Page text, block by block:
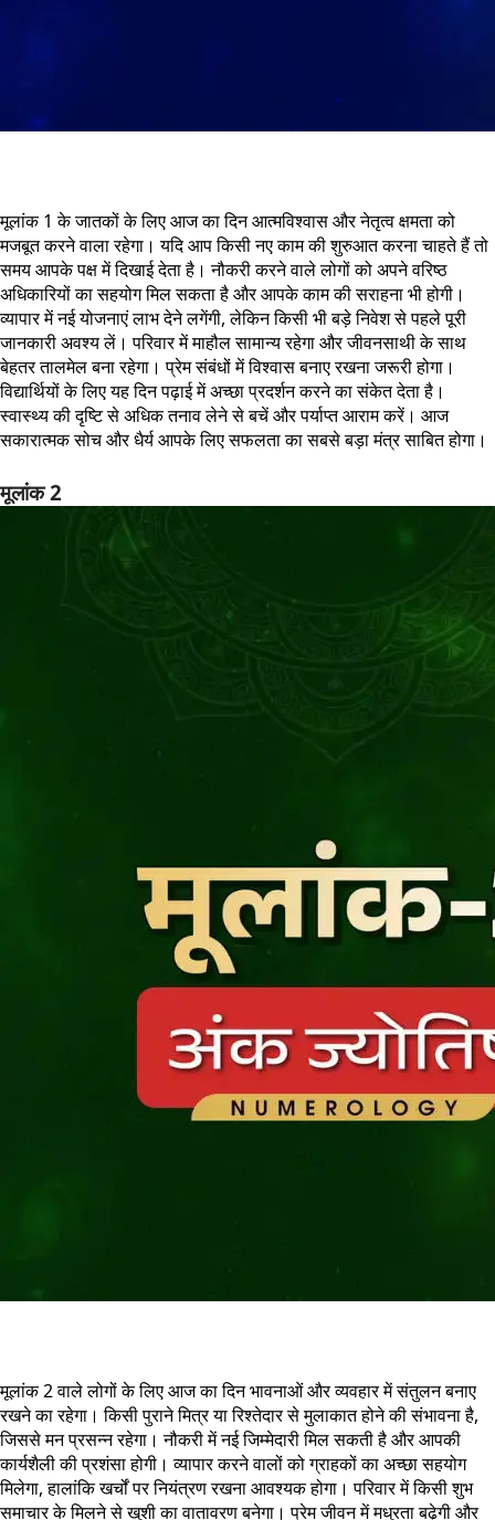
मूलांक 1 के जातकों के लिए आज का दिन आत्मविश्वास और नेतृत्व क्षमता को
मजबूत करने वाला रहेगा। यदि आप किसी नए काम की शुरुआत करना चाहते हैं तो
समय आपके पक्ष में दिखाई देता है। नौकरी करने वाले लोगों को अपने वरिष्ठ
अधिकारियों का सहयोग मिल सकता है और आपके काम की सराहना भी होगी।
व्यापार में नई योजनाएं लाभ देने लगेंगी, लेकिन किसी भी बड़े निवेश से पहले पूरी
जानकारी अवश्य लें। परिवार में माहौल सामान्य रहेगा और जीवनसाथी के साथ
बेहतर तालमेल बना रहेगा। प्रेम संबंधों में विश्वास बनाए रखना जरूरी होगा।
विद्यार्थियों के लिए यह दिन पढ़ाई में अच्छा प्रदर्शन करने का संकेत देता है।
स्वास्थ्य की दृष्टि से अधिक तनाव लेने से बचें और पर्याप्त आराम करें। आज
सकारात्मक सोच और धैर्य आपके लिए सफलता का सबसे बड़ा मंत्र साबित होगा।
मूलांक 2
मूलांक 2 वाले लोगों के लिए आज का दिन भावनाओं और व्यवहार में संतुलन बनाए
रखने का रहेगा। किसी पुराने मित्र या रिश्तेदार से मुलाकात होने की संभावना है,
जिससे मन प्रसन्न रहेगा। नौकरी में नई जिम्मेदारी मिल सकती है और आपकी
कार्यशैली की प्रशंसा होगी। व्यापार करने वालों को ग्राहकों का अच्छा सहयोग
मिलेगा, हालांकि खर्चों पर नियंत्रण रखना आवश्यक होगा। परिवार में किसी शुभ
समाचार के मिलने से खुशी का वातावरण बनेगा। प्रेम जीवन में मधुरता बढ़ेगी और